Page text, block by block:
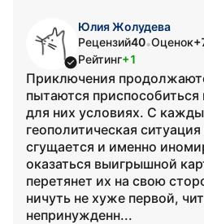
Юлия Жолудева
Рецензий40•Оценок
Рейтинг+1
Приключения
пытаются
для них условиях. С
геополитическая
сгущается и именно
оказаться выигрышной
перетянет их на свою
ничуть не хуже первой,
непринужденн...